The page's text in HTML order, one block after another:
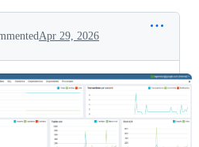
Apr 29, 2026